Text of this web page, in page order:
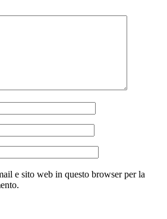
e sito web in questo browser per la